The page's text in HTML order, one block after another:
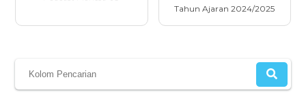
Tahun Ajaran 2024/2025